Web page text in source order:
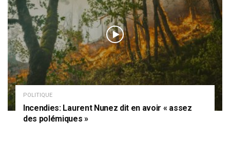
POLITIQUE
Incendies: Laurent Nunez dit en avoir « assez
des polémiques »